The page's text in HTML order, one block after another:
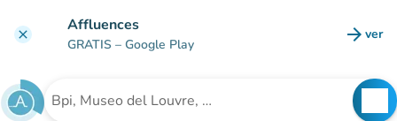
clear Affluences
GRATIS – Google Play arrow_forward ver
Buscar un establecimiento